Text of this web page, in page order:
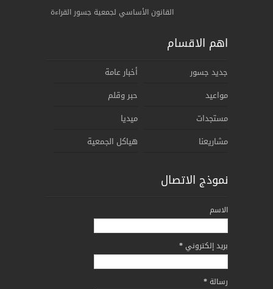
ﺍﻟﻘﺎنوﻥ الأساسي لجمعية جسور القراءة
اهم الاقسام
جديد جسور
أخبار عامة
مواعيد
حبر وقلم
مستجدات
ميديا
مشاريعنا
هياكل الجمعية
نموذج الاتصال
الاسم
بريد إلكتروني*
رسالة*